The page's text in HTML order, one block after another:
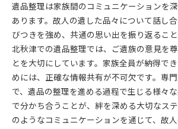
遺品整理は家族間のコミュニケーションを
あります。故人の遺した品々について話し
びつきを強め、共通の思い出を振り返るこ
北秋津での遺品整理では、ご遺族の意見を
とを大切にしています。家族全員が納得で
めには、正確な情報共有が不可欠です。専
で、遺品の整理を進める過程で生じる様々
で分かち合うことが、絆を深める大切なス
のようなコミュニケーションを通じて、故